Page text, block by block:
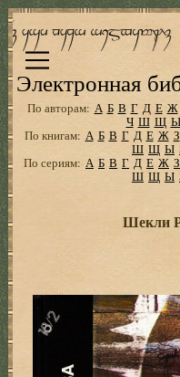
Электронная
По авторам: А Б В Г Д Е Ж
Ч Ш Щ Ы
По книгам: А Б В Г Д Е Ж З
Ш Щ Ы
По сериям: А Б В Г Д Е Ж З
Ш Щ Ы
Шекли